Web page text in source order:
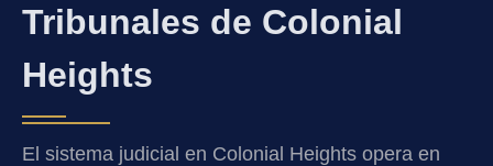
Tribunales de Colonial
Heights
El sistema judicial en Colonial Heights opera en